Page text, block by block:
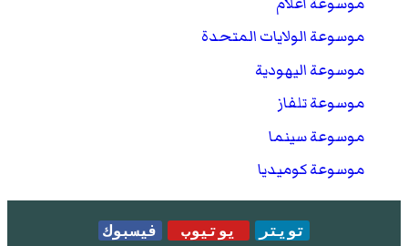
موسوعة الولايات المتحدة
موسوعة اليهودية
موسوعة تلفاز
موسوعة سينما
موسوعة كوميديا
تويتر يوتيوب فيسبوك